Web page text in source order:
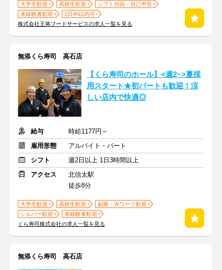
大学生歓迎 高校生歓迎
シフト自由・自己申告
未経験者歓迎
1日4h以内可
株式会社王将フードサービスの求人一覧を見る
無添くら寿司 高石店
【くら寿司のホール】<週2~>夏採
用スタート★初パートも歓迎！涼
しい店内で快適◎
給与
時給1177円～
雇用形態
アルバイト・パート
シフト
週2日以上 1日3時間以上
アクセス
北信太駅
徒歩8分
大学生歓迎 高校生歓迎
副業・Ｗワーク歓迎
シルバー歓迎
未経験者歓迎
くら寿司株式会社の求人一覧を見る
無添くら寿司 高石店